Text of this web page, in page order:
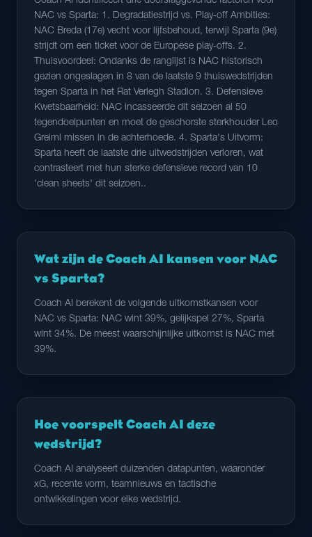
NAC vs Sparta: 1. Degradatiestrijd vs. Play-off Ambities:
NAC Breda (17e) vecht voor lijfsbehoud, terwijl Sparta (9e)
strijdt om een ticket voor de Europese play-offs. 2.
Thuisvoordeel: Ondanks de ranglijst is NAC historisch
gezien ongeslagen in 8 van de laatste 9 thuiswedstrijden
tegen Sparta in het Rat Verlegh Stadion. 3. Defensieve
Kwetsbaarheid: NAC incasseerde dit seizoen al 50
tegendoelpunten en moet de geschorste sterkhouder Leo
Greiml missen in de achterhoede. 4. Sparta's Uitvorm:
Sparta heeft de laatste drie uitwedstrijden verloren, wat
contrasteert met hun sterke defensieve record van 10
'clean sheets' dit seizoen..
Wat zijn de Coach AI kansen voor NAC
vs Sparta?
Coach AI berekent de volgende uitkomstkansen voor
NAC vs Sparta: NAC wint 39%, gelijkspel 27%, Sparta
wint 34%. De meest waarschijnlijke uitkomst is NAC met
39%.
Hoe voorspelt Coach AI deze
wedstrijd?
Coach AI analyseert duizenden datapunten, waaronder
xG, recente vorm, teamnieuws en tactische
ontwikkelingen voor elke wedstrijd.